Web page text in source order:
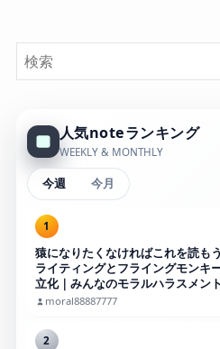
人気noteランキング
WEEKLY & MONTHLY
今週 今月
1
猿になりたくなければこれを読も
ライティングとフライングモンキ
立化｜みんなのモラルハラスメン
moral88887777
2